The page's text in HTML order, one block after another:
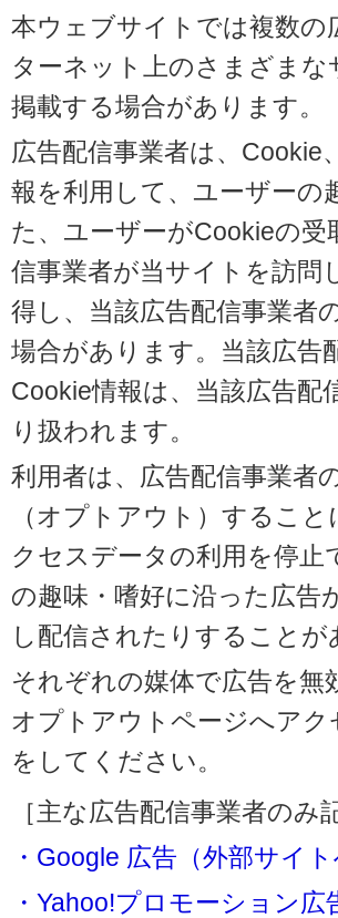
本ウェブサイトでは複数の
ターネット上のさまざま
掲載する場合があります。
広告配信事業者は、
報を利用して、ユーザーの
た、ユーザーがCookieの
信事業者が当サイトを訪問
得し、当該広告配信事業者
場合があります。当該広告
Cookie情報は、当該広告
り扱われます。
利用者は、広告配信事業者
（オプトアウト）するこ
クセスデータの利用を停
の趣味・嗜好に沿った広告
し配信されたりすることが
それぞれの媒体で広告を
オプトアウトページへア
をしてください。
［主な広告配信事業者のみ
・Google 広告（外部サイト
・Yahoo!プロモーション